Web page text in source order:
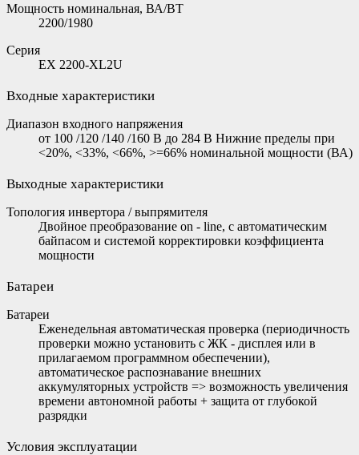
Мощность номинальная, ВА/ВТ
2200/1980
Серия
EX 2200-XL2U
Входные характеристики
Диапазон входного напряжения
от 100 /120 /140 /160 В до 284 В Нижние пределы при
<20%, <33%, <66%, >=66% номинальной мощности (ВА)
Выходные характеристики
Топология инвертора / выпрямителя
Двойное преобразование on - line, с автоматическим
байпасом и системой корректировки коэффициента
мощности
Батареи
Батареи
Еженедельная автоматическая проверка (периодичность
проверки можно установить с ЖК - дисплея или в
прилагаемом программном обеспечении),
автоматическое распознавание внешних
аккумуляторных устройств => возможность увеличения
времени автономной работы + защита от глубокой
разрядки
Условия эксплуатации